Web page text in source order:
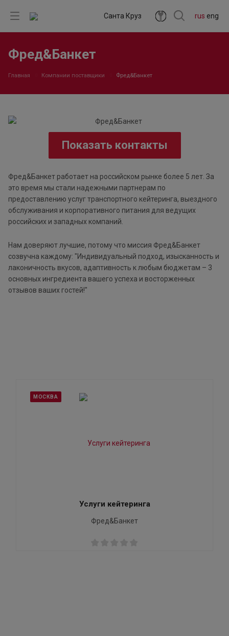
rus eng
Санта Круз
Фред&Банкет
Главная Компании поставщики Фред&Банкет
Показать контакты
Фред&Банкет работает на российском рынке более 5 лет. За
это время мы стали надежными партнерам по
предоставлению услуг транспортного кейтеринга, выездного
обслуживания и корпоративного питания для ведущих
российских и западных компаний.
Нам доверяют лучшие, потому что миссия Фред&Банкет
созвучна каждому: "Индивидуальный подход, изысканность и
лаконичность вкусов, адаптивность к любым бюджетам – 3
основных ингредиента вашего успеха и восторженных
отзывов ваших гостей!"
МОСКВА
Услуги кейтеринга
Фред&Банкет